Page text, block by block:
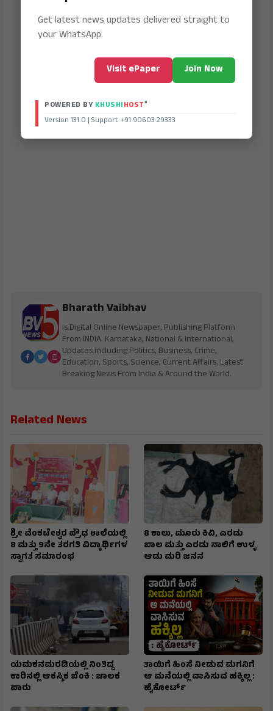
Bharath Vaibhav
is Digital Online Newspaper, Publishing Platform
From INDIA. Karnataka, National & International,
Updates including Politics, Business, Crime,
Education, Sports, Science, Current Affairs. Latest
Breaking News From India & Around the World.
Related News
ಶ್ರೀ ವೆಂಕಟೇಶ್ವರ ಪ್ರೌಢ ಶಾಲೆಯಲ್ಲಿ
8 ಮತ್ತು 9ನೇ ತರಗತಿ ವಿದ್ಯಾರ್ಥಿಗಳ
ಸ್ವಾಗತ ಸಮಾರಂಭ
8 ಕಾಲು, ಮೂರು ಕಿವಿ, ಎರಡು
ಬಾಲ ಮತ್ತು ಎರಡು ನಾಲಿಗೆ ಉಳ್ಳ
ಆಡು ಮರಿ ಜನನ
ಯಮಕನಮರಡಿಯಲ್ಲಿ ನಿಂತಿದ್ದ
ಕಾರಿನಲ್ಲಿ ಆಕಸ್ಮಿಕ ಬೆಂಕಿ : ಚಾಲಕ
ಪಾರು
ತಾಯಿಗೆ ಹಿಂಸೆ ನೀಡುವ ಮಗನಿಗೆ
ಆ ಮನೆಯಲ್ಲಿ ವಾಸಿಸುವ ಹಕ್ಕಿಲ್ಲ :
ಹೈಕೋರ್ಟ್
Get latest news updates delivered straight to
your WhatsApp.
Visit ePaper Join Now
POWERED BY KHUSHIHOST®
Version 131.0 | Support +91 90603 29333